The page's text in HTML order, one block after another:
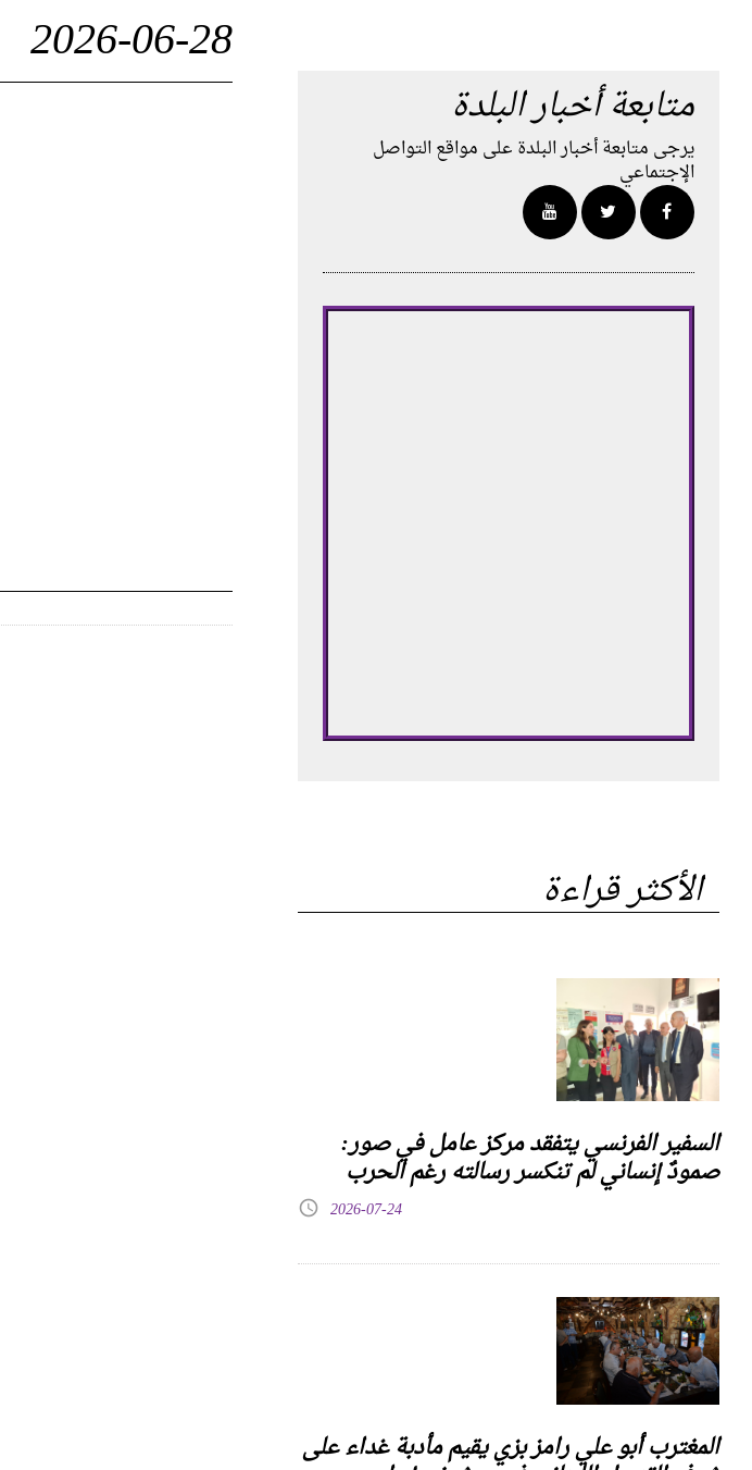
2026-06-28
متابعة أخبار البلدة
يرجى متابعة أخبار البلدة على مواقع التواصل
الإجتماعي
الأكثر قراءة
السفير الفرنسي يتفقد مركز عامل في صور:
صمودٌ إنساني لم تنكسر رسالته رغم الحرب
2026-07-24
المغترب أبو علي رامز بزي يقيم مأدبة غداء على